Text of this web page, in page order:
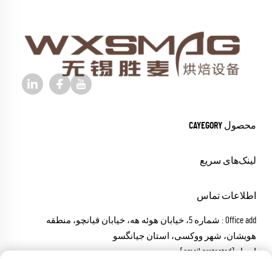
محصول CAYEGORY
لینک‌های سریع
اطلاعات تماس
Office add : شماره 5، خیابان هوئه هه، خیابان قیانچو، منطقه
هویشان، شهر ووکسی، استان جیانگسو
ایمیل:[email protected]